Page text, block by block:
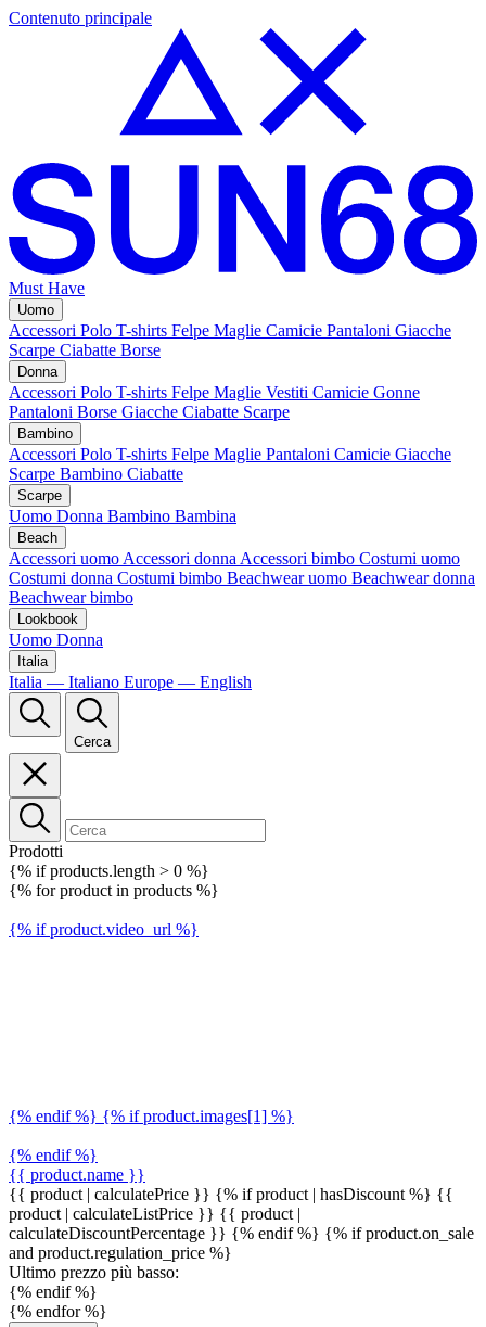
Contenuto principale
Must Have
Uomo
Accessori Polo T-shirts Felpe Maglie Camicie Pantaloni Giacche
Scarpe Ciabatte Borse
Donna
Accessori Polo T-shirts Felpe Maglie Vestiti Camicie Gonne
Pantaloni Borse Giacche Ciabatte Scarpe
Bambino
Accessori Polo T-shirts Felpe Maglie Pantaloni Camicie Giacche
Scarpe Bambino Ciabatte
Scarpe
Uomo Donna Bambino Bambina
Beach
Accessori uomo Accessori donna Accessori bimbo Costumi uomo
Costumi donna Costumi bimbo Beachwear uomo Beachwear donna
Beachwear bimbo
Lookbook
Uomo Donna
Italia
Italia — Italiano Europe — English
Cerca
Prodotti
{% if products.length > 0 %}
{% for product in products %}
{% if product.video_url %}
{% endif %} {% if product.images[1] %}
{% endif %}
{{ product.name }}
{{ product | calculatePrice }} {% if product | hasDiscount %} {{
product | calculateListPrice }} {{ product |
calculateDiscountPercentage }} {% endif %} {% if product.on_sale
and product.regulation_price %}
Ultimo prezzo più basso:
{% endif %}
{% endfor %}